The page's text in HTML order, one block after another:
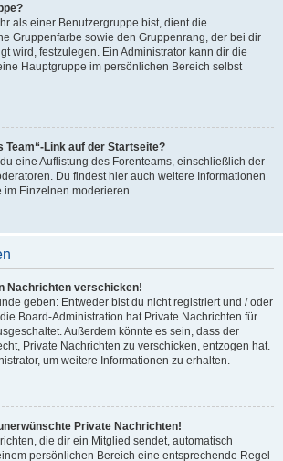
als einer Benutzergruppe bist, dient die
Gruppenfarbe sowie den Gruppenrang, der bei dir
wird, festzulegen. Ein Administrator kann dir die
Hauptgruppe im persönlichen Bereich selbst
Team“-Link auf der Startseite?
eine Auflistung des Forenteams, einschließlich der
Du findest hier auch weitere Informationen
im Einzelnen moderieren.
Nachrichten verschicken!
geben: Entweder bist du nicht registriert und / oder
Board-Administration hat Private Nachrichten für
Außerdem könnte es sein, dass der
Private Nachrichten zu verschicken, entzogen hat.
um weitere Informationen zu erhalten.
Private Nachrichten!
die dir ein Mitglied sendet, automatisch
persönlichen Bereich eine entsprechende Regel